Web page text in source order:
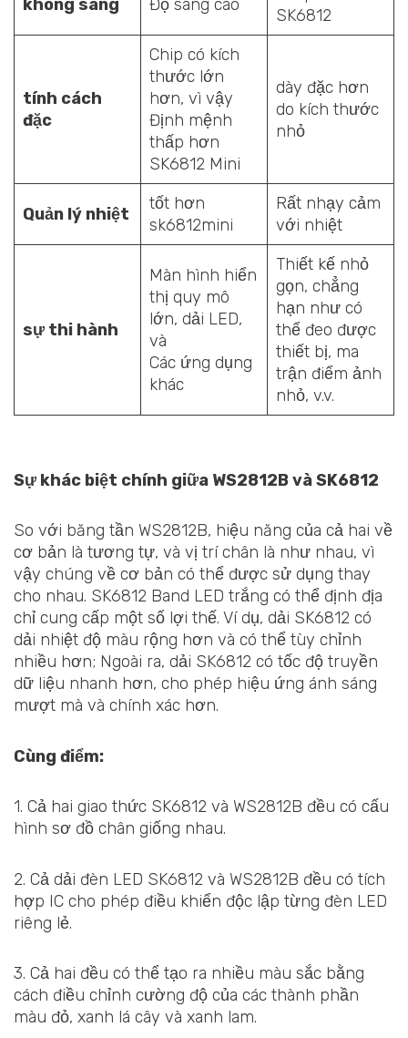
không sáng Độ sáng cao
SK6812
tính cách
đặc
Chip có kích
thước lớn
hơn, vì vậy
Định mệnh
thấp hơn
SK6812 Mini
dày đặc hơn
do kích thước
nhỏ
Quản lý nhiệt
tốt hơn
sk6812mini
Rất nhạy cảm
với nhiệt
sự thi hành
Màn hình hiển
thị quy mô
lớn, dải LED,
và
Các ứng dụng
khác
Thiết kế nhỏ
gọn, chẳng
hạn như có
thể đeo được
thiết bị, ma
trận điểm ảnh
nhỏ, v.v.
Sự khác biệt chính giữa WS2812B và SK6812
So với băng tần WS2812B, hiệu năng của cả hai về
cơ bản là tương tự, và vị trí chân là như nhau, vì
vậy chúng về cơ bản có thể được sử dụng thay
cho nhau. SK6812 Band LED trắng có thể định địa
chỉ cung cấp một số lợi thế. Ví dụ, dải SK6812 có
dải nhiệt độ màu rộng hơn và có thể tùy chỉnh
nhiều hơn; Ngoài ra, dải SK6812 có tốc độ truyền
dữ liệu nhanh hơn, cho phép hiệu ứng ánh sáng
mượt mà và chính xác hơn.
Cùng điểm:
1. Cả hai giao thức SK6812 và WS2812B đều có cấu
hình sơ đồ chân giống nhau.
2. Cả dải đèn LED SK6812 và WS2812B đều có tích
hợp IC cho phép điều khiển độc lập từng đèn LED
riêng lẻ.
3. Cả hai đều có thể tạo ra nhiều màu sắc bằng
cách điều chỉnh cường độ của các thành phần
màu đỏ, xanh lá cây và xanh lam.